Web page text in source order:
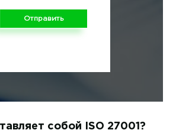
собой ISO 27001?